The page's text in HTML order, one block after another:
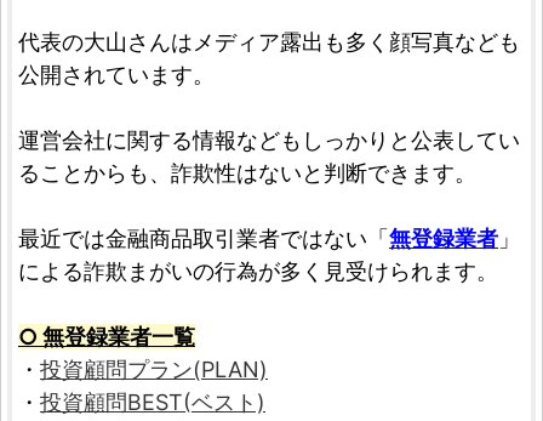
代表の大山さんはメディア露出も多く顔写真なども
公開されています。
運営会社に関する情報などもしっかりと公表してい
ることからも、詐欺性はないと判断できます。
最近では金融商品取引業者ではない「 無登録業者 」
による詐欺まがいの行為が多く見受けられます。
○ 無登録業者一覧
・ 投資顧問プラン(PLAN)
・ 投資顧問BEST(ベスト)